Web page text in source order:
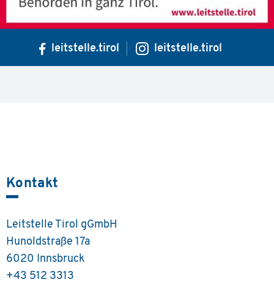
leitstelle.tirol leitstelle.tirol
Kontakt
Leitstelle Tirol gGmbH
Hunoldstraße 17a
6020 Innsbruck
+43 512 3313